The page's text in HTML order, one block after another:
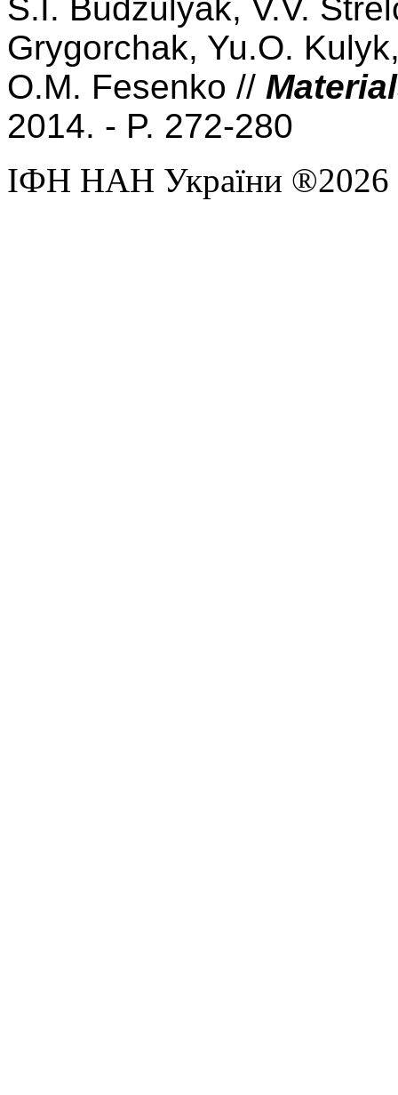
S.I. Budzulyak, V.V.
Grygorchak, Yu.O.
O.M. Fesenko //
2014. - P. 272-280
ІФН НАН України ®2026